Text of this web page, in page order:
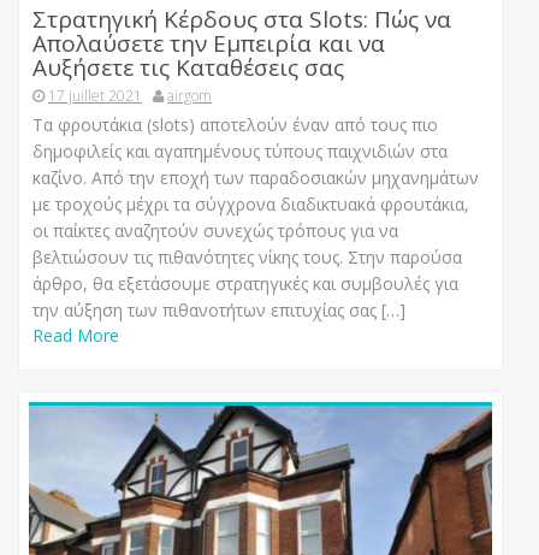
Στρατηγική Κέρδους στα Slots: Πώς να
Απολαύσετε την Εμπειρία και να
Αυξήσετε τις Καταθέσεις σας
17 juillet 2021 airgom
Τα φρουτάκια (slots) αποτελούν έναν από τους πιο
δημοφιλείς και αγαπημένους τύπους παιχνιδιών στα
καζίνο. Από την εποχή των παραδοσιακών μηχανημάτων
με τροχούς μέχρι τα σύγχρονα διαδικτυακά φρουτάκια,
οι παίκτες αναζητούν συνεχώς τρόπους για να
βελτιώσουν τις πιθανότητες νίκης τους. Στην παρούσα
άρθρο, θα εξετάσουμε στρατηγικές και συμβουλές για
την αύξηση των πιθανοτήτων επιτυχίας σας […]
Read More